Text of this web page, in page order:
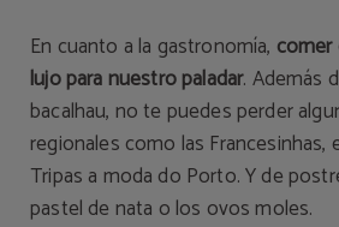
En cuanto a la gastronomía,
lujo para nuestro paladar. Además
bacalhau, no te puedes perder
regionales como las Francesinhas,
Tripas a moda do Porto. Y de
pastel de nata o los ovos moles.